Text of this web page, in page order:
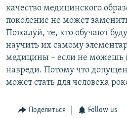
качество медицинского
поколение не может
Пожалуй, те, кто обучают
научить их самому
медицины – если не можешь
навреди. Потому что
может стать для человека
Поделиться Follow us